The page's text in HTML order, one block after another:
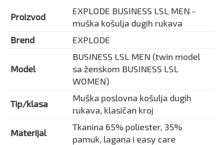
Proizvod
EXPLODE BUSINESS LSL MEN -
muška košulja dugih rukava
Brend
EXPLODE
Model
BUSINESS LSL MEN (twin model
sa ženskom BUSINESS LSL
WOMEN)
Tip/klasa
Muška poslovna košulja dugih
rukava, klasičan kroj
Materijal
Tkanina 65% poliester, 35%
pamuk, lagana i easy care